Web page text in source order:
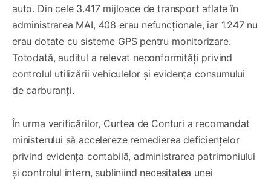
auto. Din cele 3.417 mijloace de transport aflate în
administrarea MAI, 408 erau nefuncționale, iar 1.247 nu
erau dotate cu sisteme GPS pentru monitorizare.
Totodată, auditul a relevat neconformități privind
controlul utilizării vehiculelor și evidența consumului
de carburanți.
În urma verificărilor, Curtea de Conturi a recomandat
ministerului să accelereze remedierea deficiențelor
privind evidența contabilă, administrarea patrimoniului
și controlul intern, subliniind necesitatea unei